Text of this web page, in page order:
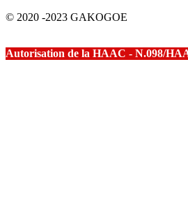
© 2020 -2023 GAKOGOE
Autorisation de la HAAC - N.098/